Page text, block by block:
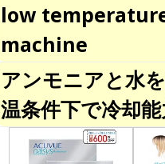
low
machine
アンモニアと水
温条件下で冷却